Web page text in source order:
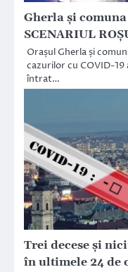
Gherla și
SCENARIUL
Orașul Gherla și
cazurilor cu COVID-19
întrat…
Trei decese și
în ultimele 24 de